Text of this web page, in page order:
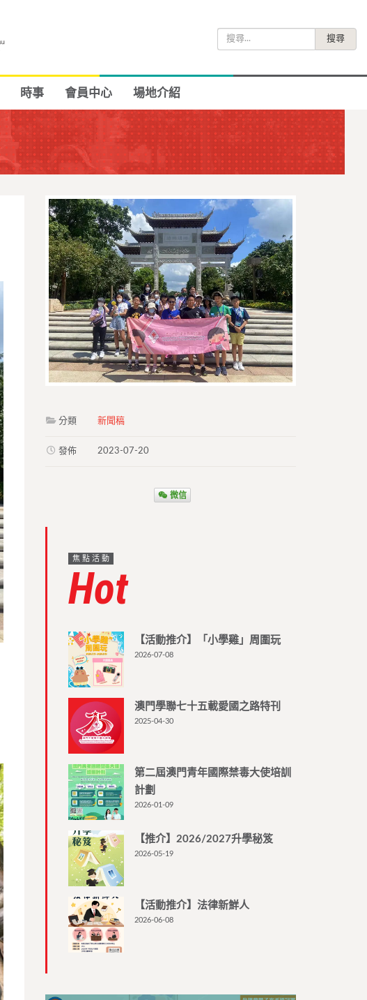
尋
時事 會員中心 場地介紹
分類 新聞稿
發佈 2023-07-20
微信
焦點活動
Hot
【活動推介】「小學雞」周圍玩
2026-07-08
澳門學聯七十五載愛國之路特刊
2025-04-30
第二屆澳門青年國際禁毒大使培訓
計劃
2026-01-09
【推介】2026/2027升學秘笈
2026-05-19
【活動推介】法律新鮮人
2026-06-08